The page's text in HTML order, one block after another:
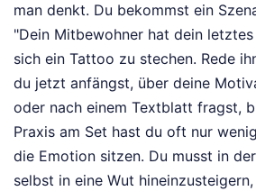
man denkt. Du bekommst ein
"Dein Mitbewohner hat dein
sich ein Tattoo zu stechen. Rede
du jetzt anfängst, über deine
oder nach einem Textblatt fragst,
Praxis am Set hast du oft nur
die Emotion sitzen. Du musst in
selbst in eine Wut